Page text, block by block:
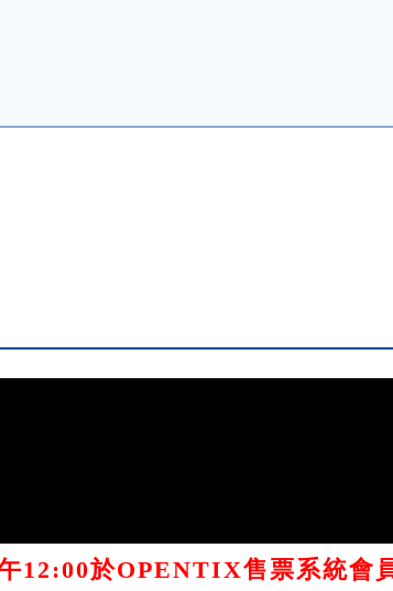
12:00於OPENTIX售票系統會